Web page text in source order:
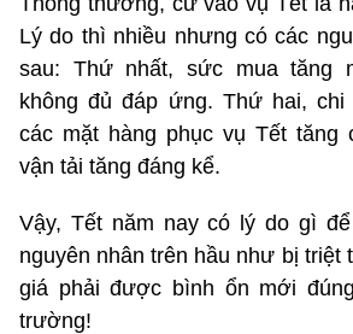
Lý do thì nhiều nhưng có các
sau: Thứ nhất, sức mua tăng
không đủ đáp ứng. Thứ hai,
các mặt hàng phục vụ Tết tăng
vận tải tăng đáng kể.
Vậy, Tết năm nay có lý do gì
nguyên nhân trên hầu như bị triệt
giá phải được bình ổn mới
trường!